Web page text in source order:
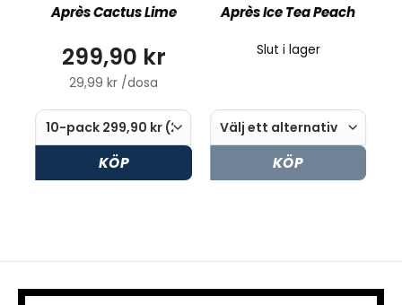
Après Cactus Lime
299,90 kr
29,99 kr /dosa
KÖP
Après Ice Tea Peach
Slut i lager
KÖP